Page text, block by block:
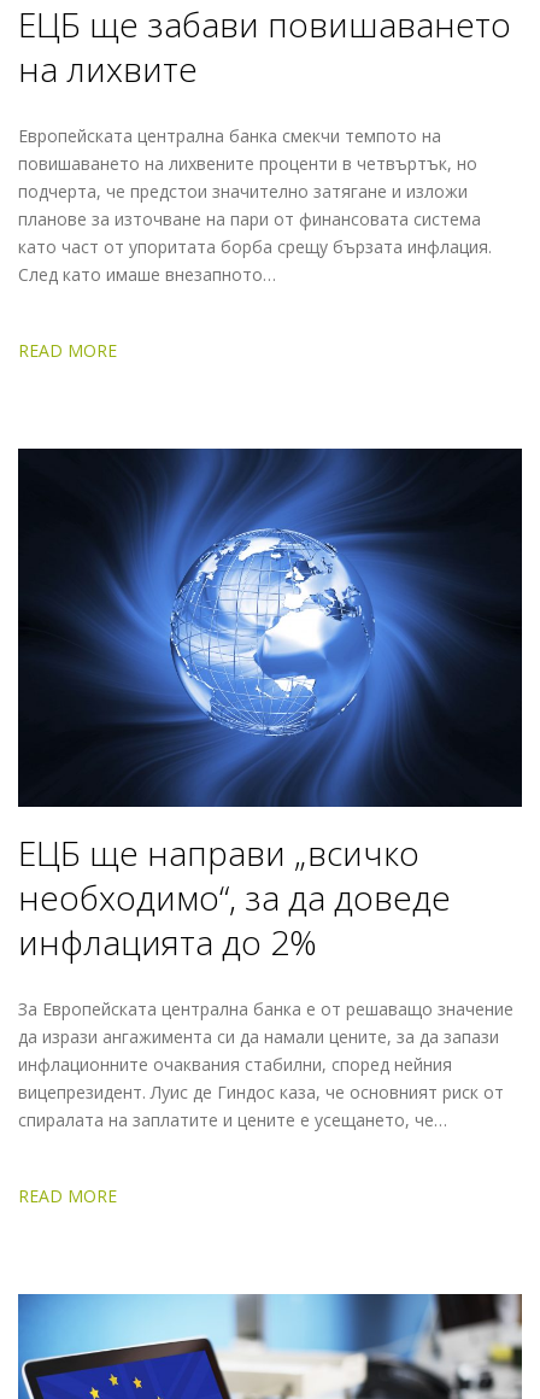
ЕЦБ ще забави повишаването
на лихвите
Европейската централна банка смекчи темпото на
повишаването на лихвените проценти в четвъртък, но
подчерта, че предстои значително затягане и изложи
планове за източване на пари от финансовата система
като част от упоритата борба срещу бързата инфлация.
След като имаше внезапното…
READ MORE
ЕЦБ ще направи „всичко
необходимо“, за да доведе
инфлацията до 2%
За Европейската централна банка е от решаващо значение
да изрази ангажимента си да намали цените, за да запази
инфлационните очаквания стабилни, според нейния
вицепрезидент. Луис де Гиндос каза, че основният риск от
спиралата на заплатите и цените е усещането, че…
READ MORE